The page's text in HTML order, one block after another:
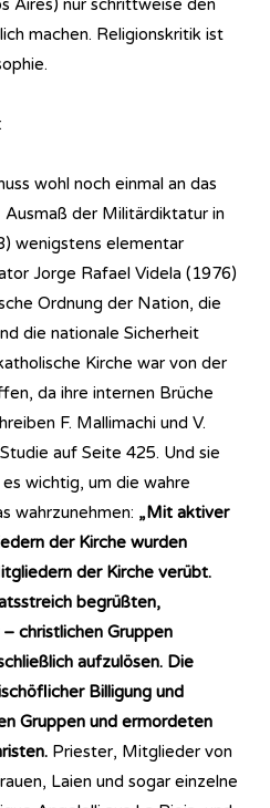
Aires) nur schrittweise den
machen. Religionskritik ist
wohl noch einmal an das
der Militärdiktatur in
wenigstens elementar
Jorge Rafael Videla (1976)
Ordnung der Nation, die
die nationale Sicherheit
Kirche war von der
da ihre internen Brüche
F. Mallimachi und V.
auf Seite 425. Und sie
wichtig, um die wahre
wahrzunehmen: „Mit aktiver
der Kirche wurden
der Kirche verübt.
begrüßten,
christlichen Gruppen
aufzulösen. Die
Billigung und
Gruppen und ermordeten
Priester, Mitglieder von
Laien und sogar einzelne